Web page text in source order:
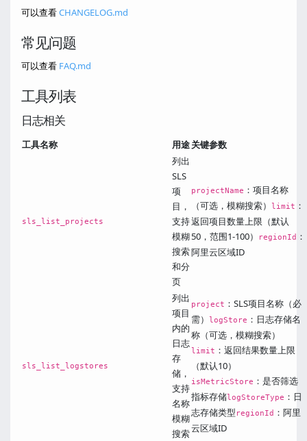
可以查看CHANGELOG.md
常见问题
可以查看 FAQ.md
工具列表
日志相关
工具名称 用途关键参数
sls_list_projects
列出
SLS
项
目，
支持
模糊
搜索
和分
页
projectName ：项目名称
（可选，模糊搜索） limit ：
返回项目数量上限（默认
50，范围1-100）
regionId ：
阿里云区域ID
sls_list_logstores
列出
项目
内的
日志
存
储，
支持
名称
模糊
搜索
project ：SLS项目名称（必
需） logStore ：日志存储名
称（可选，模糊搜索）
limit ：返回结果数量上限
（默认10）
isMetricStore ：是否筛选
指标存储logStoreType ：日
志存储类型 regionId ：阿里
云区域ID